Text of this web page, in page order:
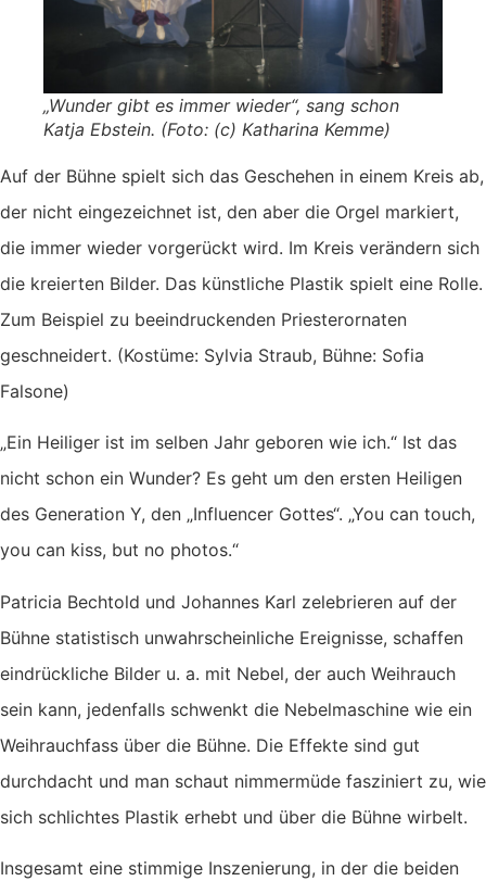
„Wunder gibt es immer wieder“, sang schon
Katja Ebstein. (Foto: (c) Katharina Kemme)
Auf der Bühne spielt sich das Geschehen in einem Kreis ab,
der nicht eingezeichnet ist, den aber die Orgel markiert,
die immer wieder vorgerückt wird. Im Kreis verändern sich
die kreierten Bilder. Das künstliche Plastik spielt eine Rolle.
Zum Beispiel zu beeindruckenden Priesterornaten
geschneidert. (Kostüme: Sylvia Straub, Bühne: Sofia
Falsone)
„Ein Heiliger ist im selben Jahr geboren wie ich.“ Ist das
nicht schon ein Wunder? Es geht um den ersten Heiligen
des Generation Y, den „Influencer Gottes“. „You can touch,
you can kiss, but no photos.“
Patricia Bechtold und Johannes Karl zelebrieren auf der
Bühne statistisch unwahrscheinliche Ereignisse, schaffen
eindrückliche Bilder u. a. mit Nebel, der auch Weihrauch
sein kann, jedenfalls schwenkt die Nebelmaschine wie ein
Weihrauchfass über die Bühne. Die Effekte sind gut
durchdacht und man schaut nimmermüde fasziniert zu, wie
sich schlichtes Plastik erhebt und über die Bühne wirbelt.
Insgesamt eine stimmige Inszenierung, in der die beiden